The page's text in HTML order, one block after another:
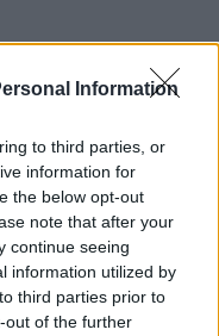
Information
to third parties, or
information for
the below opt-out
note that after your
continue seeing
information utilized by
third parties prior to
out of the further
βοηθούν να
σε φλέγοντα
που
και κάνεις